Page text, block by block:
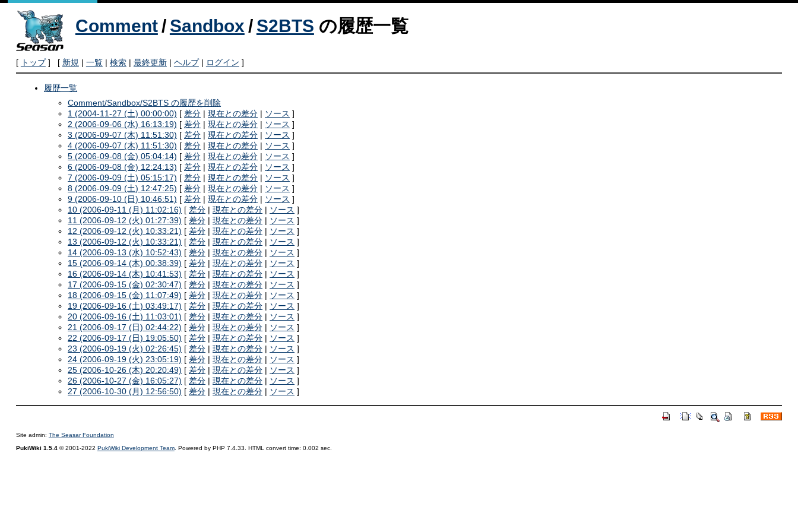
Comment/ Sandbox / S2BTS の履歴一覧
[ トップ] [ 新規 | 一覧| 検索| 最終更新| ヘルプ| ログイン ]
履歴一覧
Comment/Sandbox/S2BTS の履歴を削除
1 (2004-11-27 (土) 00:00:00) [ 差分 |現在との差分 | ソース ]
2 (2006-09-06 (水) 16:13:19) [ 差分 |現在との差分 | ソース ]
3 (2006-09-07 (木) 11:51:30) [ 差分 |現在との差分 | ソース ]
4 (2006-09-07 (木) 11:51:30) [ 差分 |現在との差分 | ソース ]
5 (2006-09-08 (金) 05:04:14) [ 差分 |現在との差分 | ソース ]
6 (2006-09-08 (金) 12:24:13) [ 差分 |現在との差分 | ソース ]
7 (2006-09-09 (土) 05:15:17) [ 差分 |現在との差分 | ソース ]
8 (2006-09-09 (土) 12:47:25) [ 差分 |現在との差分 | ソース ]
9 (2006-09-10 (日) 10:46:51) [ 差分 |現在との差分 | ソース ]
10 (2006-09-11 (月) 11:02:16) [ 差分 |現在との差分 | ソース ]
11 (2006-09-12 (火) 01:27:39) [ 差分 |現在との差分 | ソース ]
12 (2006-09-12 (火) 10:33:21) [ 差分 |現在との差分 | ソース ]
13 (2006-09-12 (火) 10:33:21) [ 差分 |現在との差分 | ソース ]
14 (2006-09-13 (水) 10:52:43) [ 差分 |現在との差分 | ソース ]
15 (2006-09-14 (木) 00:38:39) [ 差分 |現在との差分 | ソース ]
16 (2006-09-14 (木) 10:41:53) [ 差分 |現在との差分 | ソース ]
17 (2006-09-15 (金) 02:30:47) [ 差分 |現在との差分 | ソース ]
18 (2006-09-15 (金) 11:07:49) [ 差分 |現在との差分 | ソース ]
19 (2006-09-16 (土) 03:49:17) [ 差分 |現在との差分 | ソース ]
20 (2006-09-16 (土) 11:03:01) [ 差分 |現在との差分 | ソース ]
21 (2006-09-17 (日) 02:44:22) [ 差分 |現在との差分 | ソース ]
22 (2006-09-17 (日) 19:05:50) [ 差分 |現在との差分 | ソース ]
23 (2006-09-19 (火) 02:26:45) [ 差分 |現在との差分 | ソース ]
24 (2006-09-19 (火) 23:05:19) [ 差分 |現在との差分 | ソース ]
25 (2006-10-26 (木) 20:20:49) [ 差分 |現在との差分 | ソース ]
26 (2006-10-27 (金) 16:05:27) [ 差分 |現在との差分 | ソース ]
27 (2006-10-30 (月) 12:56:50) [ 差分 |現在との差分 | ソース ]
Site admin: The Seasar Foundation
PukiWiki 1.5.4© 2001-2022 PukiWiki Development Team. Powered by PHP 7.4.33. HTML convert time: 0.002 sec.